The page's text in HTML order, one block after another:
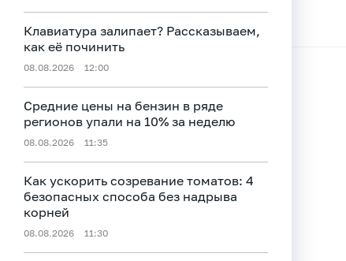
Клавиатура залипает? Рассказываем,
как её починить
08.08.2026 12:00
Средние цены на бензин в ряде
регионов упали на 10% за неделю
08.08.2026 11:35
Как ускорить созревание томатов: 4
безопасных способа без надрыва
корней
08.08.2026 11:30